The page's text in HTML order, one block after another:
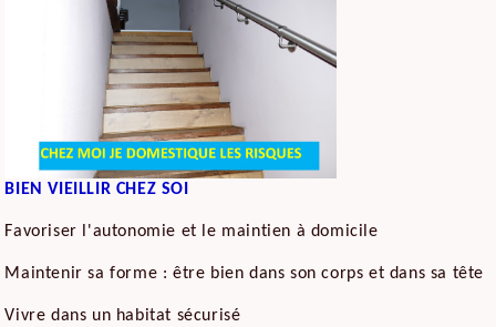
BIEN VIEILLIR CHEZ SOI
Favoriser l'autonomie et le maintien à domicile
Maintenir sa forme : être bien dans son corps et dans sa tête
Vivre dans un habitat sécurisé